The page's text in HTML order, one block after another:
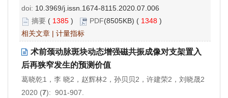
doi: 10.3969/j.issn.1674-8115.2020.07.006
摘要 ( 1385 ) PDF(8505KB) ( 1348 )
相关文章 | 计量指标
术前颈动脉斑块动态增强磁共振成像对支架置入
后再狭窄发生的预测价值
葛晓乾1，李 晓2，赵辉林2，孙贝贝2，许建荣2，刘晓晟2
2020 (7): 901-907.